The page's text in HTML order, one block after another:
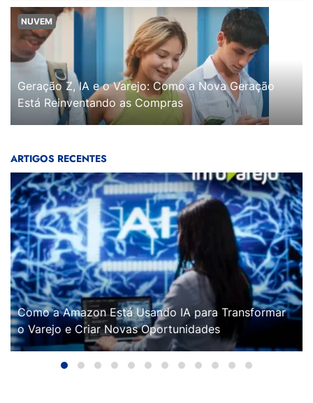
NUVEM
Geração Z, IA e o Varejo: Como a Nova Geração
Está Reinventando as Compras
ARTIGOS RECENTES
Como a Amazon Está Usando IA para Transformar
o Varejo e Criar Novas Oportunidades